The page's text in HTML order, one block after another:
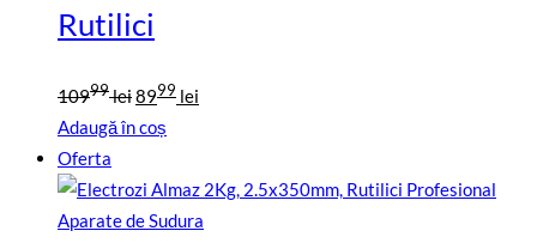
Rutilici
10999 lei Prețul
inițial
fost:
10999
8999 lei
8999
lei.
Adaugă în coș
Oferta
Aparate de Sudura